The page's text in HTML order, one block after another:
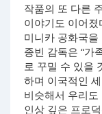
작품의 또 다른
이야기도 이어
미니카 공화국
종빈 감독은 “가
로 꾸밀 수 있을
하며 이국적인
비슷해서 우리
인상 깊은 프로